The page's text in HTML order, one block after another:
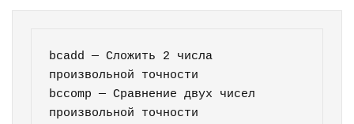
bcadd — Сложить 2 числа
произвольной точности
bccomp — Сравнение двух чисел
произвольной точности